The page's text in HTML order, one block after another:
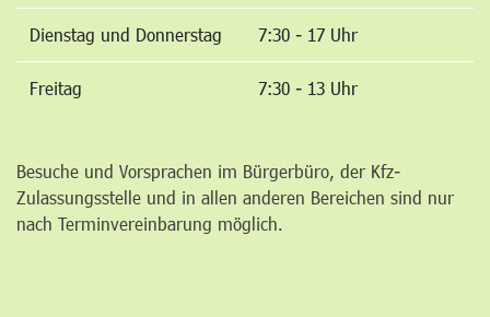
Dienstag und Donnerstag 7:30 - 17 Uhr
Freitag 7:30 - 13 Uhr
Besuche und Vorsprachen im Bürgerbüro, der Kfz-
Zulassungsstelle und in allen anderen Bereichen sind nur
nach Terminvereinbarung möglich.